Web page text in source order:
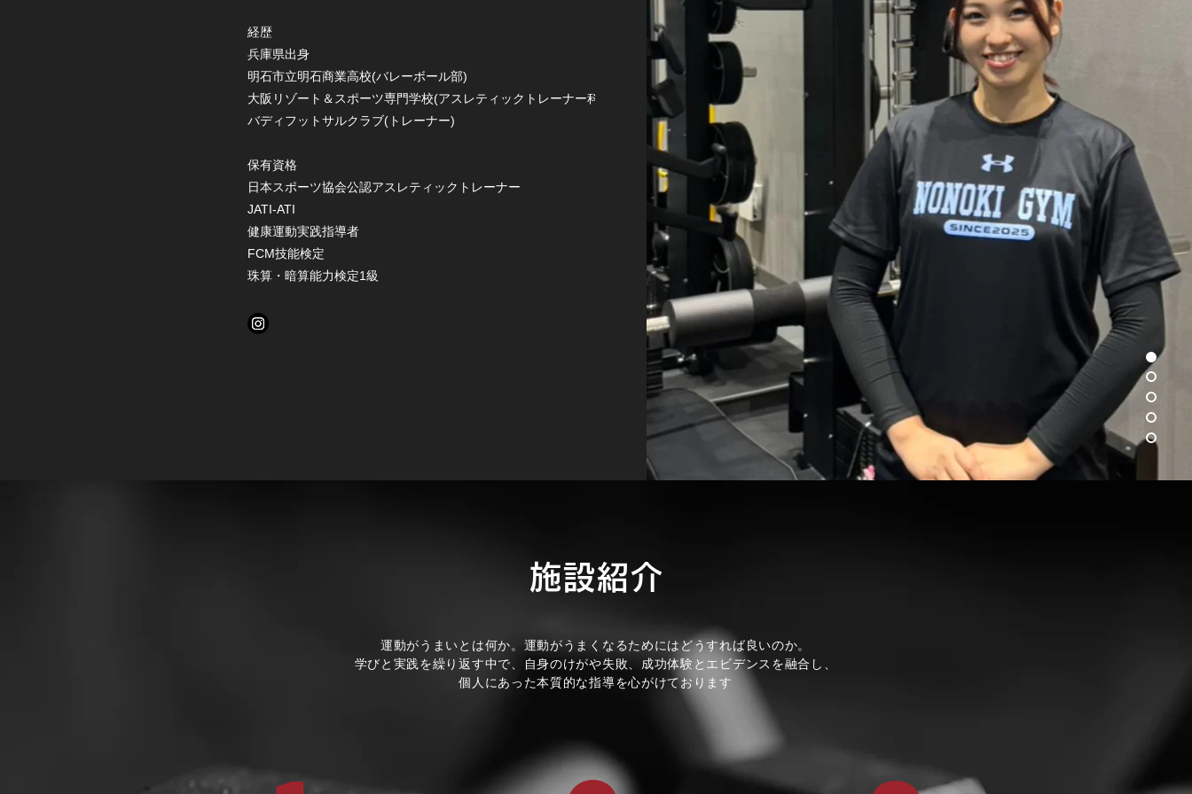
経歴
兵庫県出身
明石市立明石商業高校(バレーボール部)
大阪リゾート＆スポーツ専門学校(アスレティックトレーナー科)
​バディフットサルクラブ(トレーナー)
保有資格
日本スポーツ協会公認アスレティックトレーナー
JATI-ATI
健康運動実践指導者
FCM技能検定
​珠算・暗算能力検定1級
施設紹介
運動がうまいとは何か。運動がうまくなるためにはどうすれば良いのか。
学びと実践を繰り返す中で、自身のけがや失敗、成功体験とエビデンスを融合し、
個人にあった本質的な指導を心がけております